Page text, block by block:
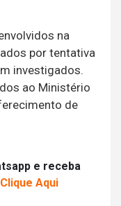
na
por tentativa
investigados.
ao Ministério
de
e receba
Clique Aqui